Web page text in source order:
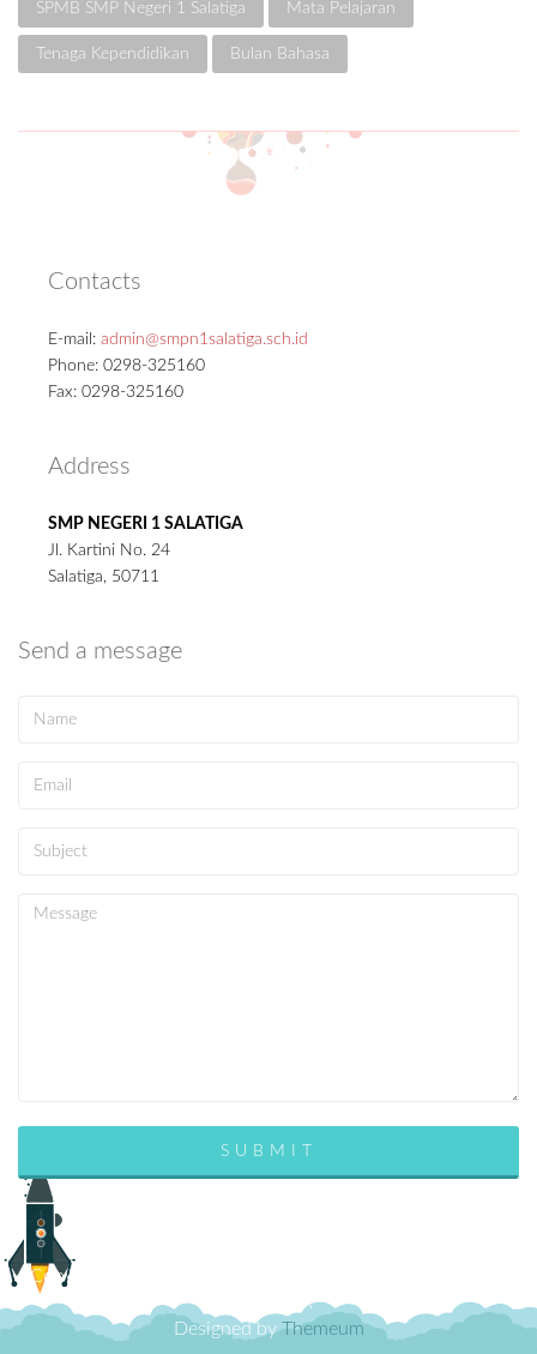
SPMB SMP Negeri 1 Salatiga Mata Pelajaran
Tenaga Kependidikan Bulan Bahasa
Contacts
E-mail: admin@smpn1salatiga.sch.id
Phone: 0298-325160
Fax: 0298-325160
Address
SMP NEGERI 1 SALATIGA
Jl. Kartini No. 24
Salatiga, 50711
Send a message
Copyrights © 2026 All Rights Reserved by SMP NEGERI 1
SALATIGA
Designed byThemeum